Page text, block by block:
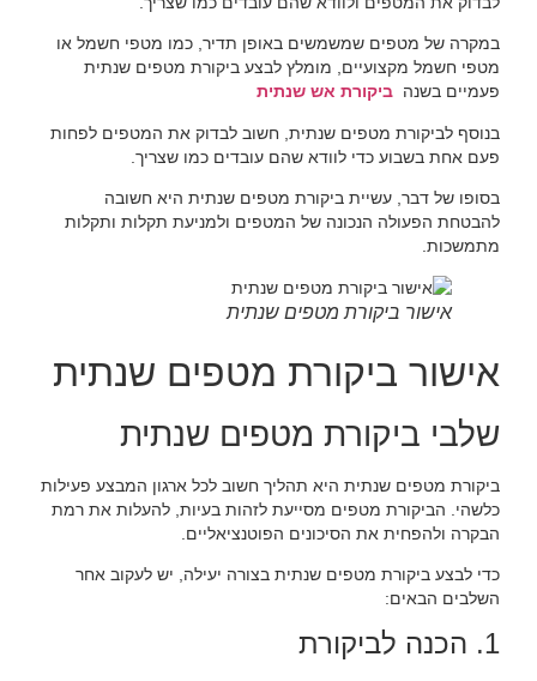
במקרה של מטפים שמשמשים באופן תדיר, כמו מטפי חשמל או
מטפי חשמל מקצועיים, מומלץ לבצע ביקורת מטפים שנתית
פעמיים בשנהביקורת אש שנתית
בנוסף לביקורת מטפים שנתית, חשוב לבדוק את המטפים לפחות
פעם אחת בשבוע כדי לוודא שהם עובדים כמו שצריך.
בסופו של דבר, עשיית ביקורת מטפים שנתית היא חשובה
להבטחת הפעולה הנכונה של המטפים ולמניעת תקלות ותקלות
מתמשכות.
אישור ביקורת מטפים שנתית
אישור ביקורת מטפים שנתית
שלבי ביקורת מטפים שנתית
ביקורת מטפים שנתית היא תהליך חשוב לכל ארגון המבצע פעילות
כלשהי. הביקורת מטפים מסייעת לזהות בעיות, להעלות את רמת
הבקרה ולהפחית את הסיכונים הפוטנציאליים.
כדי לבצע ביקורת מטפים שנתית בצורה יעילה, יש לעקוב אחר
השלבים הבאים:
1. הכנה לביקורת